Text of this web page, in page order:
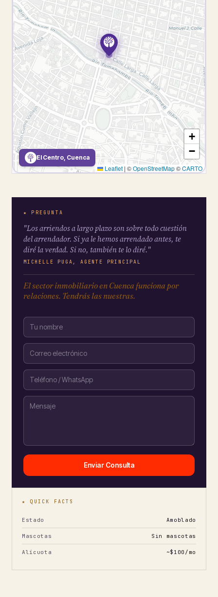
+
−
Leaflet | ©OpenStreetMap©CARTO
El Centro, Cuenca
★ PREGUNTA
"Los arriendos a largo plazo son sobre todo cuestión
del arrendador. Si ya le hemos arrendado antes, te
diré la verdad. Si no, también te lo diré."
MICHELLE PUGA, AGENTE PRINCIPAL
El sector inmobiliario en Cuenca funciona por
relaciones. Tendrás las nuestras.
Enviar Consulta
★ QUICK FACTS
Estado Amoblado
Mascotas Sin mascotas
Alícuota ~$100/mo